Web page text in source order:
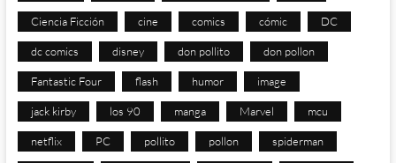
Ciencia Ficción cine comics cómic DC
dc comics disney don pollito don pollon
Fantastic Four flash humor image
jack kirby los 90 manga Marvel mcu
netflix PC pollito pollon spiderman